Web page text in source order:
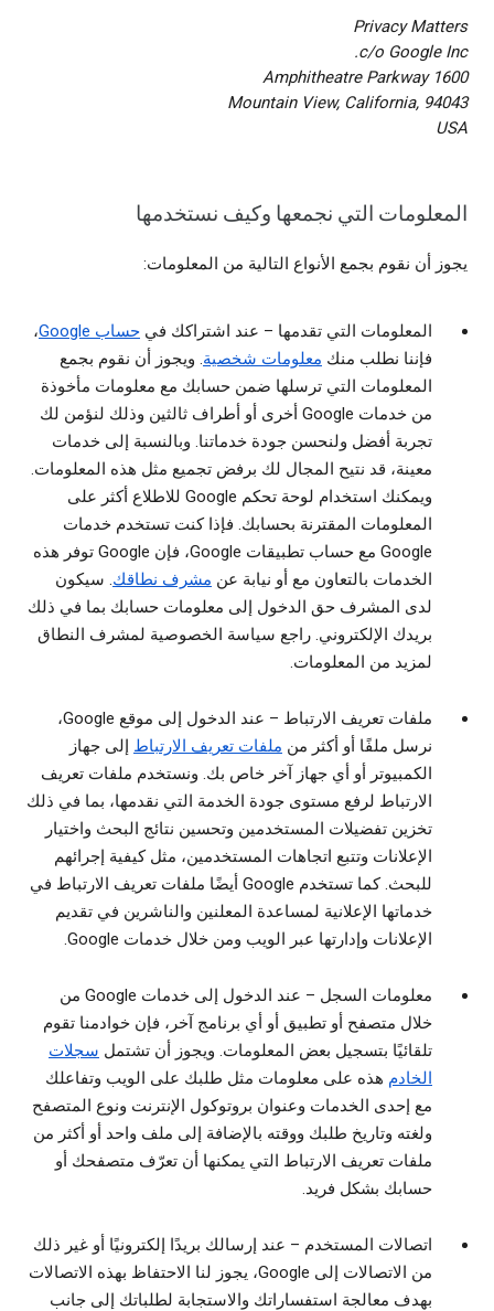
Privacy Matters
c/o Google Inc.
1600 Amphitheatre Parkway
Mountain View, California, 94043
USA
المعلومات التي نجمعها وكيف نستخدمها
يجوز أن نقوم بجمع الأنواع التالية من المعلومات:
المعلومات التي تقدمها – عند اشتراكك في حساب Google
،
فإننا نطلب منك معلومات شخصية. ويجوز أن نقوم بجمع
المعلومات التي ترسلها ضمن حسابك مع معلومات مأخوذة
من خدمات Google أخرى أو أطراف ثالثين وذلك لنؤمن لك
تجربة أفضل ولنحسن جودة خدماتنا. وبالنسبة إلى خدمات
معينة، قد نتيح المجال لك برفض تجميع مثل هذه المعلومات.
ويمكنك استخدام لوحة تحكم Google للاطلاع أكثر على
المعلومات المقترنة بحسابك. فإذا كنت تستخدم خدمات
Google مع حساب تطبيقات Google، فإن Google توفر هذه
الخدمات بالتعاون مع أو نيابة عن مشرف نطاقك. سيكون
لدى المشرف حق الدخول إلى معلومات حسابك بما في ذلك
بريدك الإلكتروني. راجع سياسة الخصوصية لمشرف النطاق
لمزيد من المعلومات.
ملفات تعريف الارتباط
– عند الدخول إلى موقع Google،
نرسل ملفًا أو أكثر من ملفات تعريف الارتباط إلى جهاز
الكمبيوتر أو أي جهاز آخر خاص بك. ونستخدم ملفات تعريف
الارتباط لرفع مستوى جودة الخدمة التي نقدمها، بما في ذلك
تخزين تفضيلات المستخدمين وتحسين نتائج البحث واختيار
الإعلانات وتتبع اتجاهات المستخدمين، مثل كيفية إجرائهم
للبحث. كما تستخدم Google أيضًا ملفات تعريف الارتباط في
خدماتها الإعلانية لمساعدة المعلنين والناشرين في تقديم
الإعلانات وإدارتها عبر الويب ومن خلال خدمات Google.
معلومات السجل
– عند الدخول إلى خدمات Google من
خلال متصفح أو تطبيق أو أي برنامج آخر، فإن خوادمنا تقوم
تلقائيًا بتسجيل بعض المعلومات. ويجوز أن تشتمل سجلات
الخادم هذه على معلومات مثل طلبك على الويب وتفاعلك
مع إحدى الخدمات وعنوان بروتوكول الإنترنت ونوع المتصفح
ولغته وتاريخ طلبك ووقته بالإضافة إلى ملف واحد أو أكثر من
ملفات تعريف الارتباط التي يمكنها أن تعرّف متصفحك أو
حسابك بشكل فريد.
اتصالات المستخدم – عند إرسالك بريدًا إلكترونيًا أو غير ذلك
من الاتصالات إلى Google، يجوز لنا الاحتفاظ بهذه الاتصالات
بهدف معالجة استفساراتك والاستجابة لطلباتك إلى جانب